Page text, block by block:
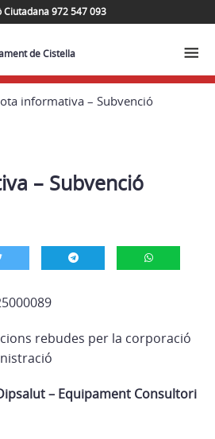
Ciutadana 972 547 093
de Cistella
informativa – Subvenció
– Subvenció
rebudes per la corporació
– Equipament Consultori